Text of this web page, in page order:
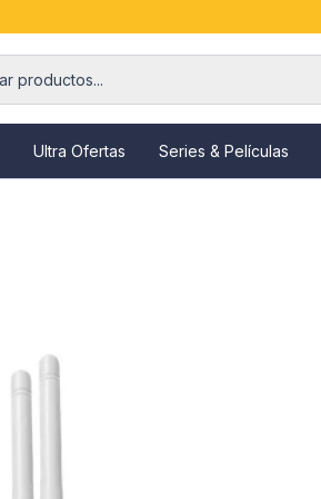
Ultra Ofertas Series & Películas